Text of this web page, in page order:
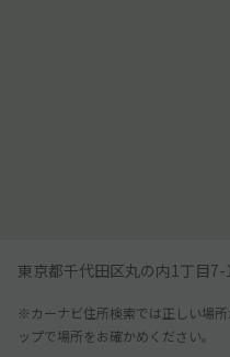
東京都千代田区丸の内1丁目7-
※カーナビ住所検索では正しい場
ップで場所をお確かめください。